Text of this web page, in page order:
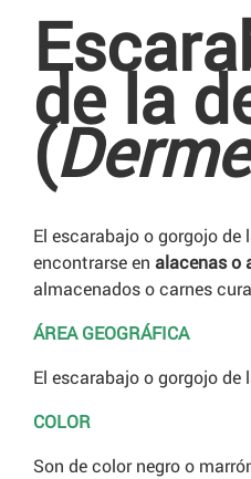
de la
(
El escarabajo o gorgojo de
encontrarse en alacenas o
almacenados o carnes
ÁREA GEOGRÁFICA
El escarabajo o gorgojo
COLOR
Son de color negro o